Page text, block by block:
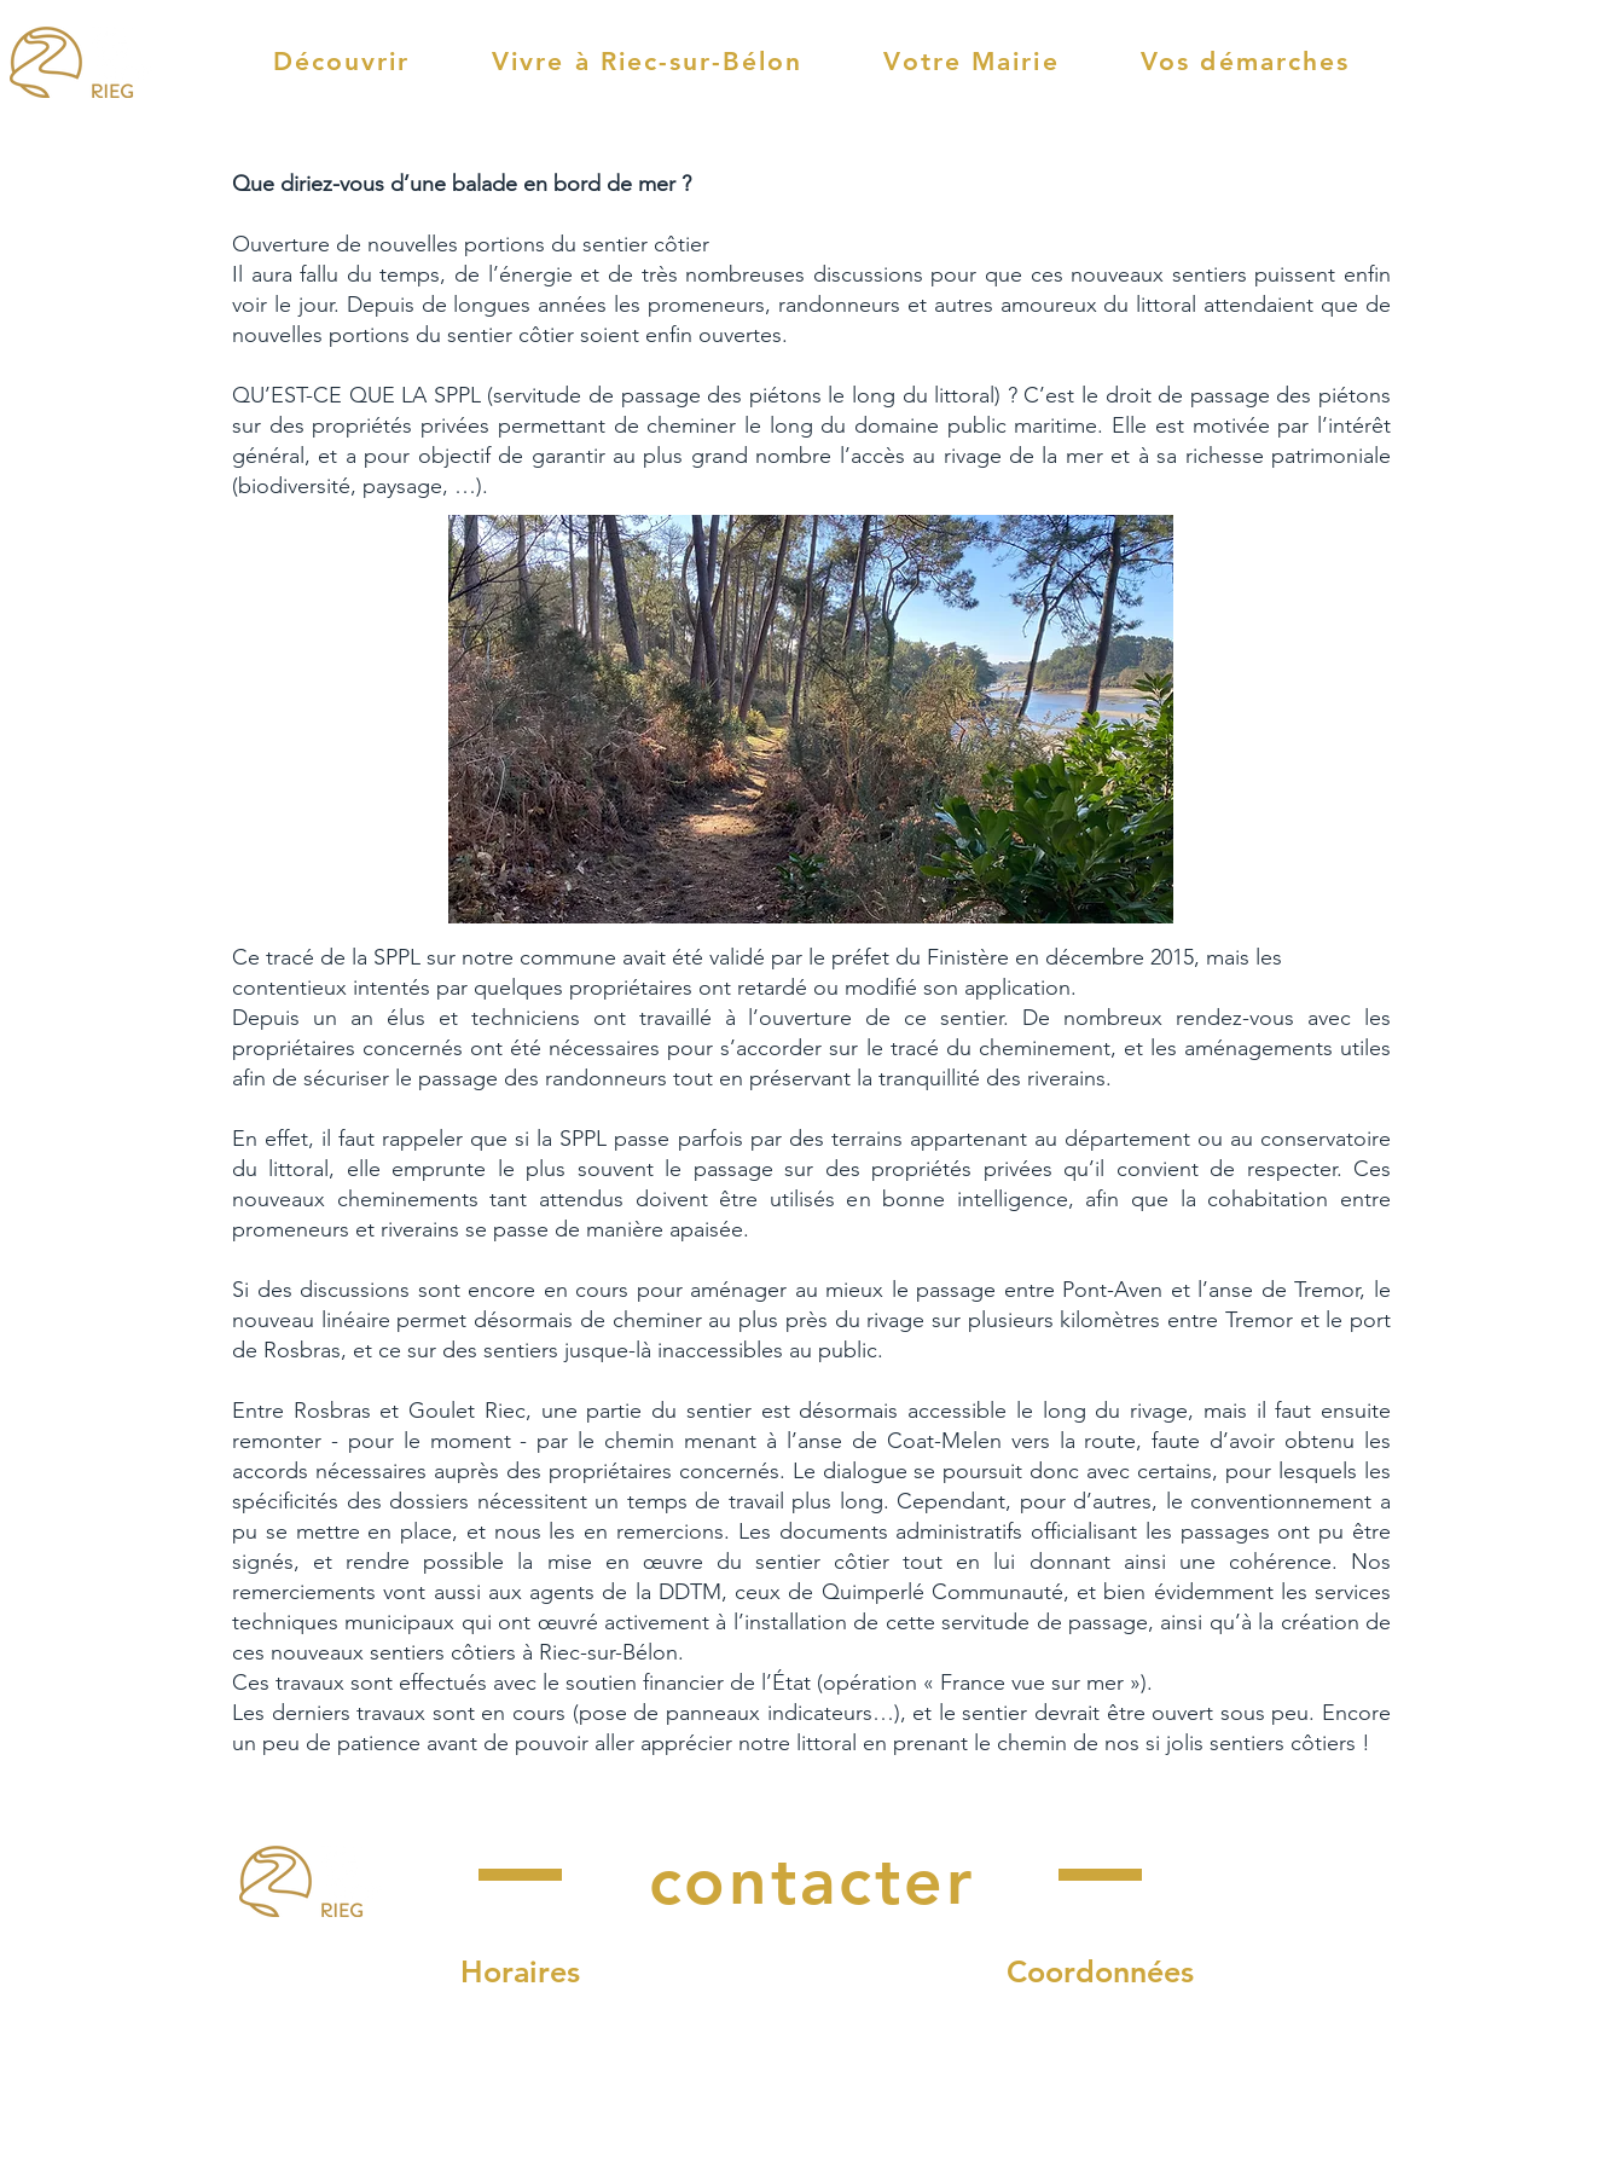
Découvrir Vivre à Riec-sur-Bélon Votre Mairie Vos démarches
Que diriez-vous d’une balade en bord de mer ?
Ouverture de nouvelles portions du sentier côtier
Il aura fallu du temps, de l’énergie et de très nombreuses discussions pour que ces nouveaux sentiers puissent enfin
voir le jour. Depuis de longues années les promeneurs, randonneurs et autres amoureux du littoral attendaient que de
nouvelles portions du sentier côtier soient enfin ouvertes.
QU’EST-CE QUE LA SPPL (servitude de passage des piétons le long du littoral) ? C’est le droit de passage des piétons
sur des propriétés privées permettant de cheminer le long du domaine public maritime. Elle est motivée par l’intérêt
général, et a pour objectif de garantir au plus grand nombre l’accès au rivage de la mer et à sa richesse patrimoniale
(biodiversité, paysage, …).
Ce tracé de la SPPL sur notre commune avait été validé par le préfet du Finistère en décembre 2015, mais les
contentieux intentés par quelques propriétaires ont retardé ou modifié son application.
Depuis un an élus et techniciens ont travaillé à l’ouverture de ce sentier. De nombreux rendez-vous avec les
propriétaires concernés ont été nécessaires pour s’accorder sur le tracé du cheminement, et les aménagements utiles
afin de sécuriser le passage des randonneurs tout en préservant la tranquillité des riverains.
En effet, il faut rappeler que si la SPPL passe parfois par des terrains appartenant au département ou au conservatoire
du littoral, elle emprunte le plus souvent le passage sur des propriétés privées qu’il convient de respecter. Ces
nouveaux cheminements tant attendus doivent être utilisés en bonne intelligence, afin que la cohabitation entre
promeneurs et riverains se passe de manière apaisée.
Si des discussions sont encore en cours pour aménager au mieux le passage entre Pont-Aven et l’anse de Tremor, le
nouveau linéaire permet désormais de cheminer au plus près du rivage sur plusieurs kilomètres entre Tremor et le port
de Rosbras, et ce sur des sentiers jusque-là inaccessibles au public.
Entre Rosbras et Goulet Riec, une partie du sentier est désormais accessible le long du rivage, mais il faut ensuite
remonter - pour le moment - par le chemin menant à l’anse de Coat-Melen vers la route, faute d’avoir obtenu les
accords nécessaires auprès des propriétaires concernés. Le dialogue se poursuit donc avec certains, pour lesquels les
spécificités des dossiers nécessitent un temps de travail plus long. Cependant, pour d’autres, le conventionnement a
pu se mettre en place, et nous les en remercions. Les documents administratifs officialisant les passages ont pu être
signés, et rendre possible la mise en œuvre du sentier côtier tout en lui donnant ainsi une cohérence. Nos
remerciements vont aussi aux agents de la DDTM, ceux de Quimperlé Communauté, et bien évidemment les services
techniques municipaux qui ont œuvré activement à l’installation de cette servitude de passage, ainsi qu’à la création de
ces nouveaux sentiers côtiers à Riec-sur-Bélon.
Ces travaux sont effectués avec le soutien financier de l’État (opération « France vue sur mer »).
Les derniers travaux sont en cours (pose de panneaux indicateurs…), et le sentier devrait être ouvert sous peu. Encore
un peu de patience avant de pouvoir aller apprécier notre littoral en prenant le chemin de nos si jolis sentiers côtiers !
contacter
Horaires Coordonnées